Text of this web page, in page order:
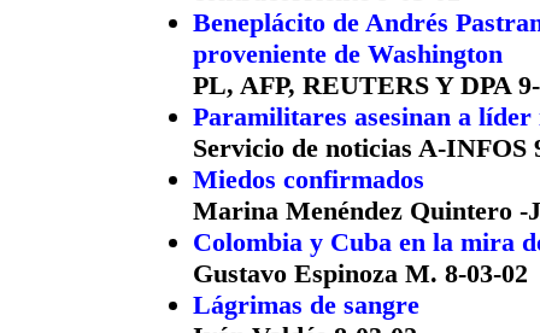
Beneplácito de Andrés
proveniente de Washington
PL, AFP, REUTERS Y DPA
Paramilitares asesinan a líder
Servicio de noticias A-INFOS
Miedos confirmados
Marina Menéndez Quintero -
Colombia y Cuba en la mira
Gustavo Espinoza M. 8-03-02
Lágrimas de sangre